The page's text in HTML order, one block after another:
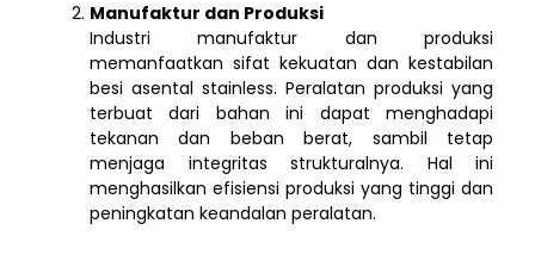
Manufaktur dan Produksi
Industri manufaktur dan produksi
memanfaatkan sifat kekuatan dan kestabilan
besi asental stainless. Peralatan produksi yang
terbuat dari bahan ini dapat menghadapi
tekanan dan beban berat, sambil tetap
menjaga integritas strukturalnya. Hal ini
menghasilkan efisiensi produksi yang tinggi dan
peningkatan keandalan peralatan.